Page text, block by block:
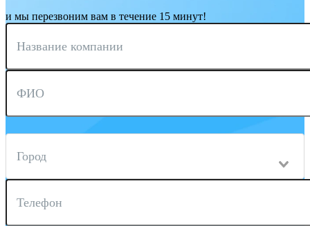
и мы перезвоним вам в течение 15 минут!
Название компании
ФИО
Город
Телефон